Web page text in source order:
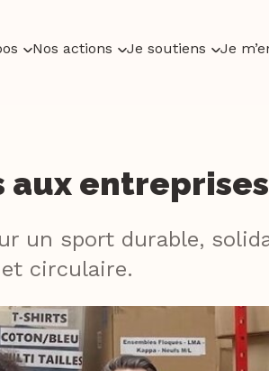
Nos actions Je soutiens Je
aux entreprises
un sport durable,
et circulaire.